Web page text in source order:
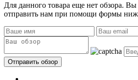
Для данного товара еще нет обзора.
отправить нам при помощи формы